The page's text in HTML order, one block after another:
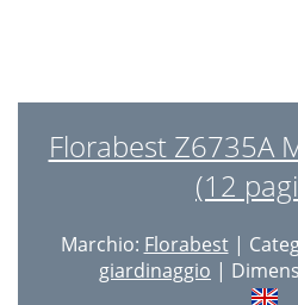
Florabest Z6735A
(12
Marchio: Florabest|
giardinaggio |